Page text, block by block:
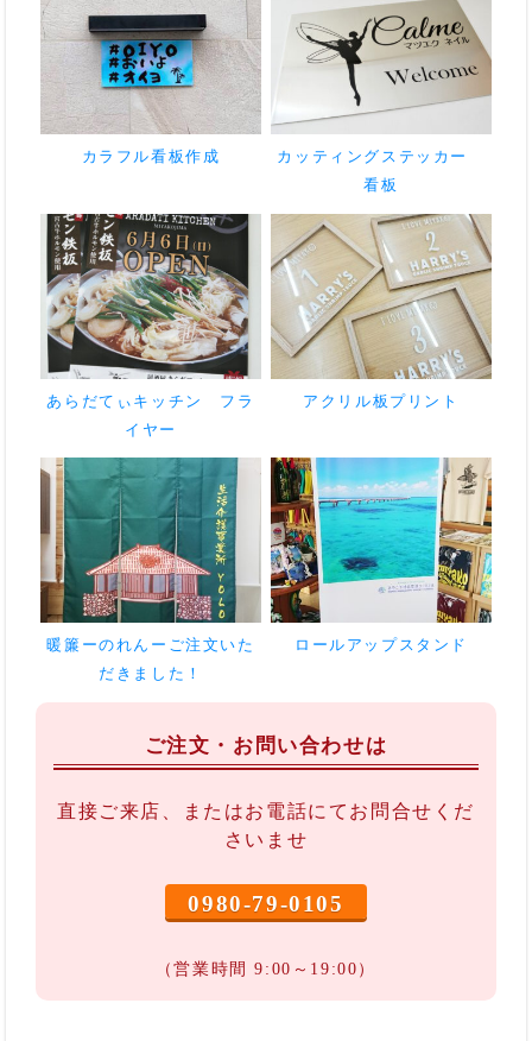
カラフル看板作成
カッティングステッカー
看板
あらだてぃキッチン フラ
イヤー
アクリル板プリント
暖簾ーのれんーご注文いた
だきました！
ロールアップスタンド
ご注文・お問い合わせは
直接ご来店、またはお電話にてお問合せくだ
さいませ
0980-79-0105
（営業時間 9:00～19:00）